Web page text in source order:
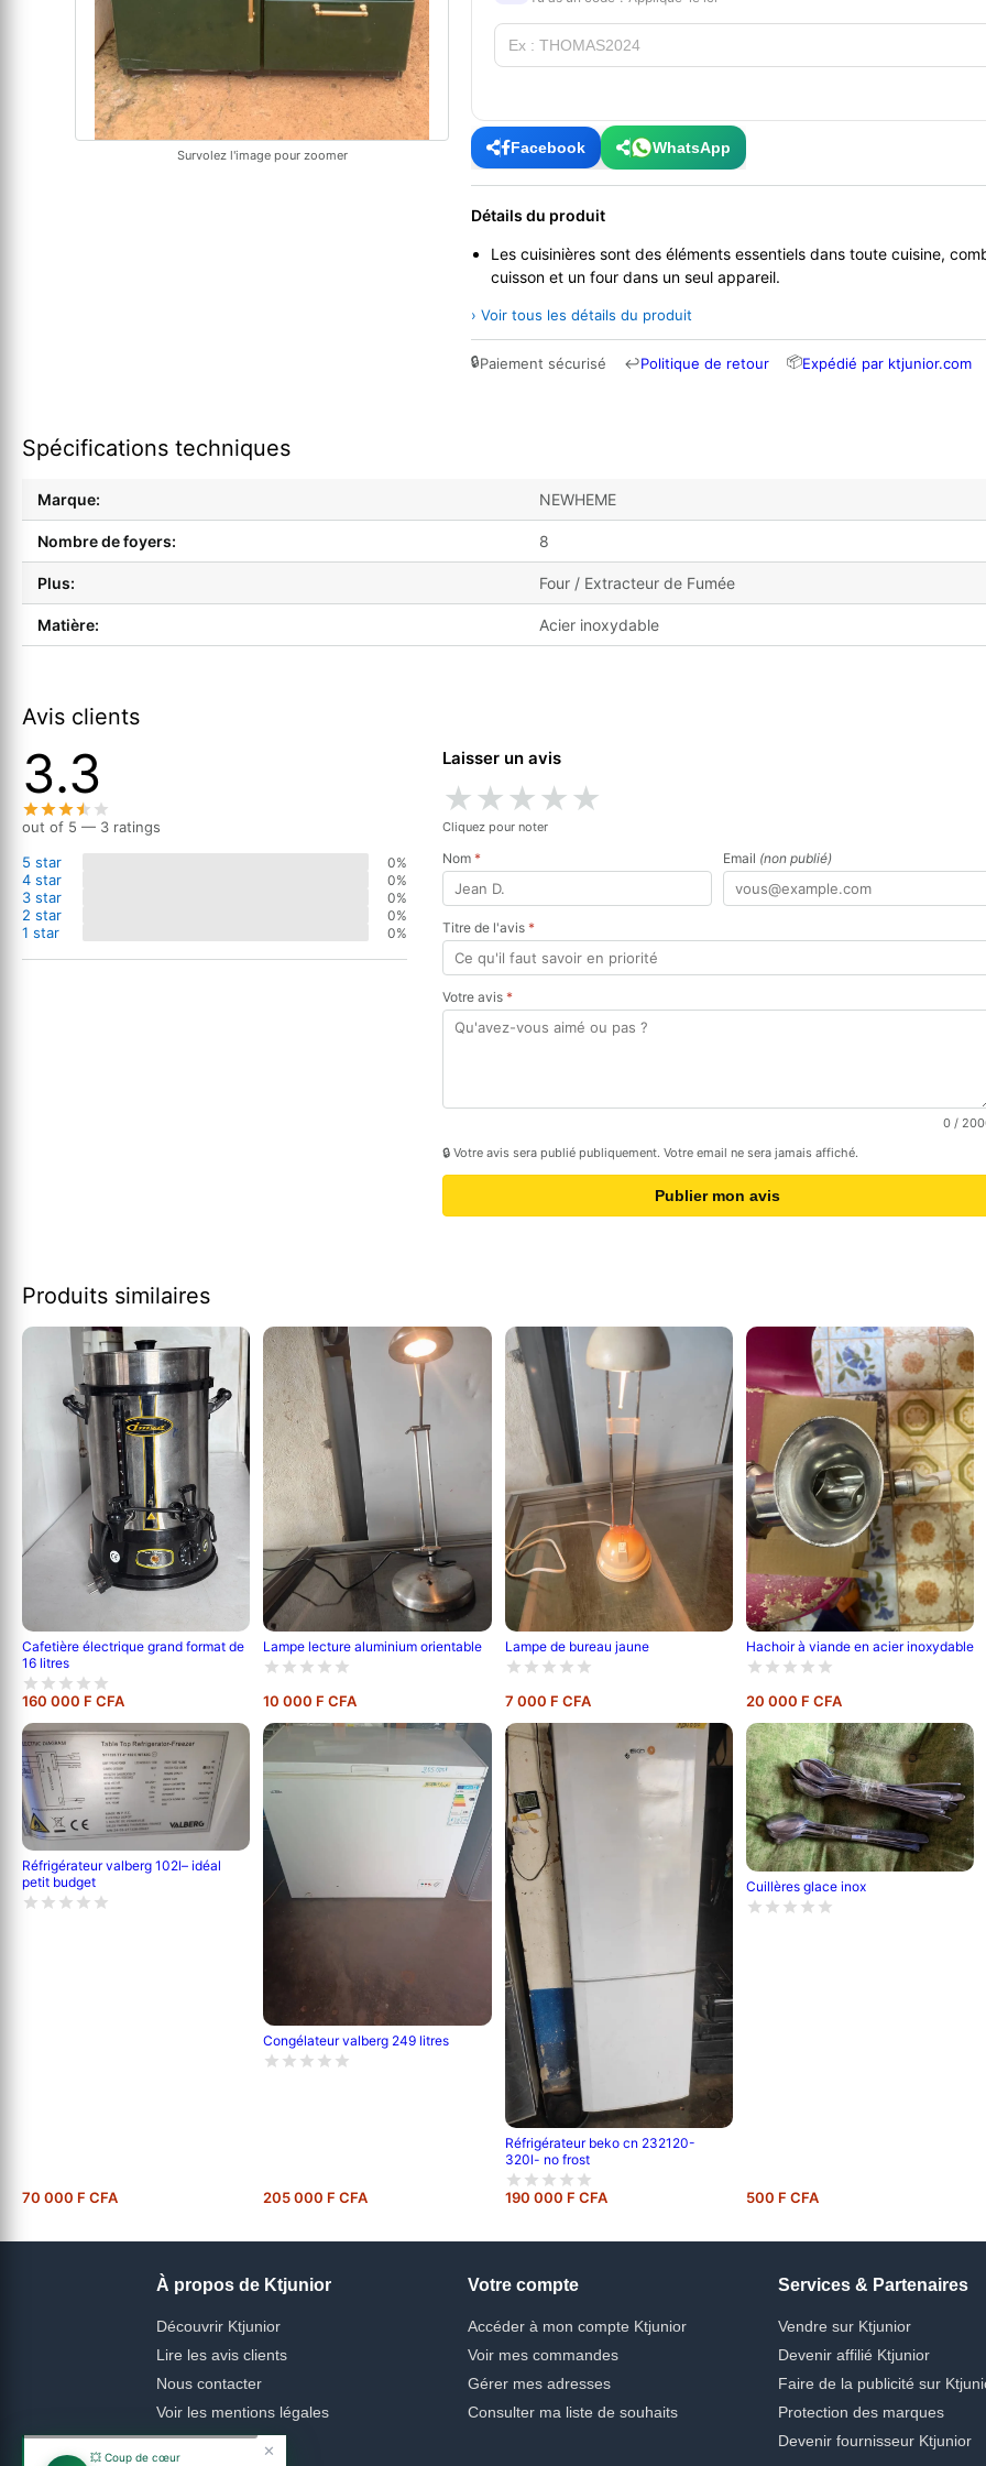
Survolez l'image pour zoomer Facebook WhatsApp
Détails du produit
Les cuisinières sont des éléments essentiels dans toute cuisine,
cuisson et un four dans un seul appareil.
› Voir tous les détails du produit
🔒Paiement sécurisé ↩Politique de retour 📦Expédié par ktjunior.com
Spécifications techniques
Marque: NEWHEME
Nombre de foyers: 8
Plus: Four / Extracteur de Fumée
Matière: Acier inoxydable
Avis clients
3.3
out of 5 — 3 ratings
5 star
0%
4 star 0%
3 star 0%
2 star 0%
1 star 0%
Laisser un avis
★★★★★
Cliquez pour noter
Nom * Email (non publié)
Titre de l'avis *
Votre avis *
0 /
🔒 Votre avis sera publié publiquement. Votre email ne sera jamais affiché.
Publier mon avis
Produits similaires
Cafetière électrique grand format de
16 litres
160 000 F CFA
Lampe lecture aluminium orientable
10 000 F CFA
Lampe de bureau jaune
7 000 F CFA
Hachoir à viande en acier inoxydable
20 000 F CFA
Réfrigérateur valberg 102l– idéal
petit budget
70 000 F CFA
Congélateur valberg 249 litres
205 000 F CFA
Réfrigérateur beko cn 232120-
320l- no frost
190 000 F CFA
Cuillères glace inox
500 F CFA
À propos de Ktjunior
Découvrir Ktjunior
Lire les avis clients
Nous contacter
Voir les mentions légales
Votre compte
Accéder à mon compte Ktjunior
Voir mes commandes
Gérer mes adresses
Consulter ma liste de souhaits
Services & Partenaires
Vendre sur Ktjunior
Devenir affilié Ktjunior
Faire de la publicité sur
Protection des marques
Devenir fournisseur Ktjunior
💥 Coup de cœur ✕